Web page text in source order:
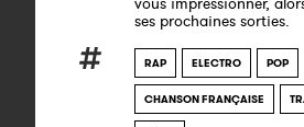
ses prochaines sorties.
RAP ELECTRO POP
CHANSON FRANÇAISE